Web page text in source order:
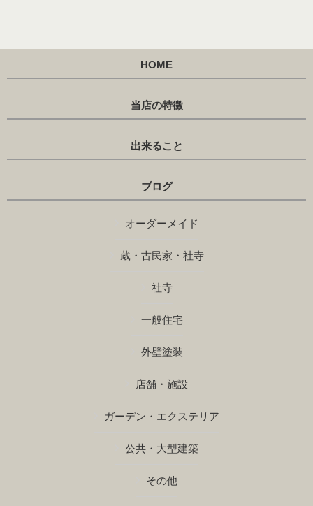
HOME
当店の特徴
出来ること
ブログ
オーダーメイド
蔵・古民家・社寺
社寺
一般住宅
外壁塗装
店舗・施設
ガーデン・エクステリア
公共・大型建築
その他